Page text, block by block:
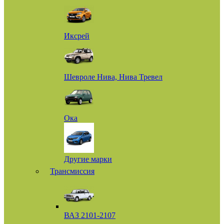
Иксрей
Шевроле Нива, Нива Тревел
Ока
Другие марки
Трансмиссия
ВАЗ 2101-2107